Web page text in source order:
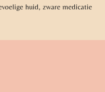
huid, zware medicatie